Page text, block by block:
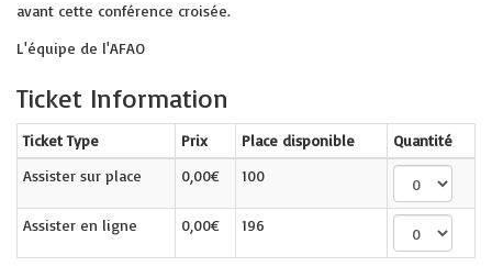
avant cette conférence croisée.
L'équipe de l'AFAO
Ticket Information
Ticket Type Prix Place disponible
Quantité
Assister sur place
0,00€ 100
Assister en ligne 0,00€ 196